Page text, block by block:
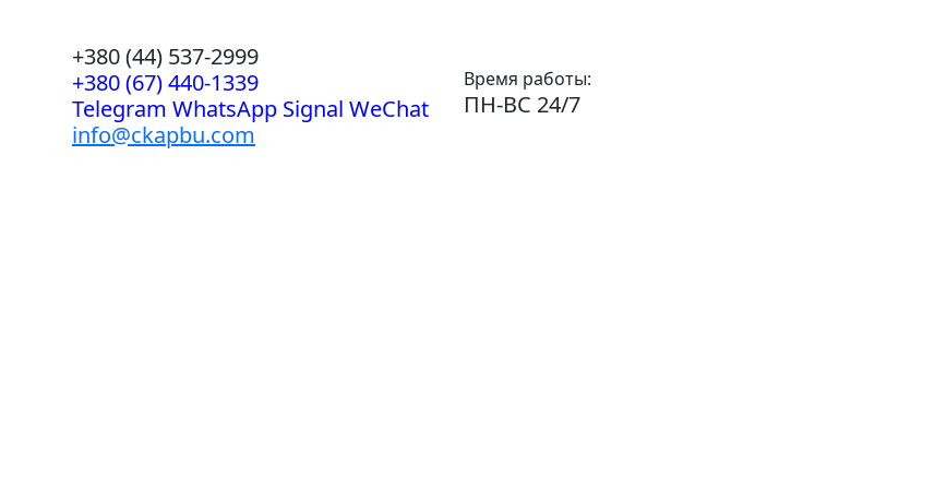
+380 (44) 537-2999
+380 (67) 440-1339
Telegram WhatsApp Signal WeChat
info@ckapbu.com
Время работы:
ПН-ВС 24/7